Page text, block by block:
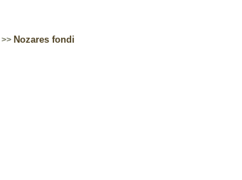
>> Nozares fondi